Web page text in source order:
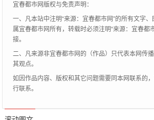
宜春都市网版权与免责声明：
一、凡本站中注明“来源：宜春都市网”的所有文字
属宜春都市网所有，转载时必须注明“来源：宜春都
接。
二、凡来源非宜春都市网的（作品）只代表本网传
其观点。
如因作品内容、版权和其它问题需要同本网联系的
行联系。